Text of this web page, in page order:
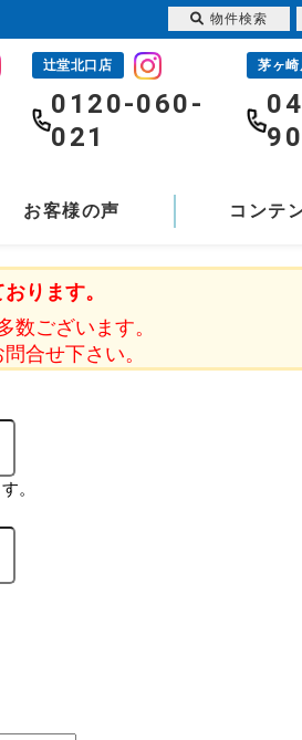
辻堂北口店
0120-060-
021
茅ヶ崎
お客様の声 コンテ
ります。
数ございます。
合せ下さい。
。
物件検索